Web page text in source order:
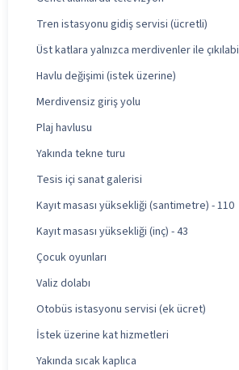
Tren istasyonu gidiş servisi (ücretli)
Üst katlara yalnızca merdivenler ile
Havlu değişimi (istek üzerine)
Merdivensiz giriş yolu
Plaj havlusu
Yakında tekne turu
Tesis içi sanat galerisi
Kayıt masası yüksekliği (santimetre) - 110
Kayıt masası yüksekliği (inç) - 43
Çocuk oyunları
Valiz dolabı
Otobüs istasyonu servisi (ek ücret)
İstek üzerine kat hizmetleri
Yakında sıcak kaplıca